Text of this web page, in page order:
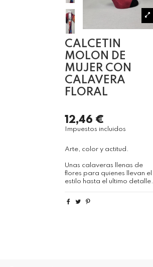
CALCETIN
MOLON DE
MUJER CON
CALAVERA
FLORAL
12,46 €
Impuestos incluidos
Arte, color y actitud.
Unas calaveras llenas de
flores para quienes llevan el
estilo hasta el ultimo detalle.